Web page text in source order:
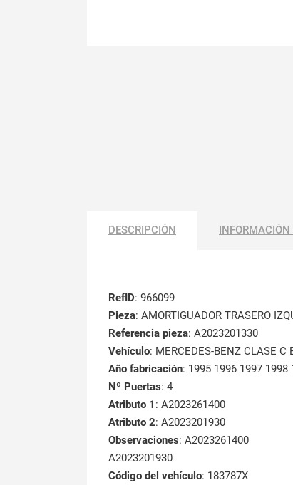
DESCRIPCIÓN
RefID: 966099
Pieza: AMORTIGUADOR TRASERO
Referencia pieza: A2023201330
Vehículo: MERCEDES-BENZ CLASE
Año fabricación: 1995 1996 1997 1998
Nº Puertas: 4
Atributo 1 : A2023261400
Atributo 2: A2023201930
Observaciones: A2023261400
A2023201930
Código del vehículo: 183787X